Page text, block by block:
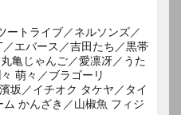
ートライブ／ネルソンズ／
エバース／吉田たち／黒帯
亀じゃんご／愛凛冴／うた
萌々／ブラゴーリ
坂／イチオク タケヤ／タイ
かんざき／山椒魚 フィジ